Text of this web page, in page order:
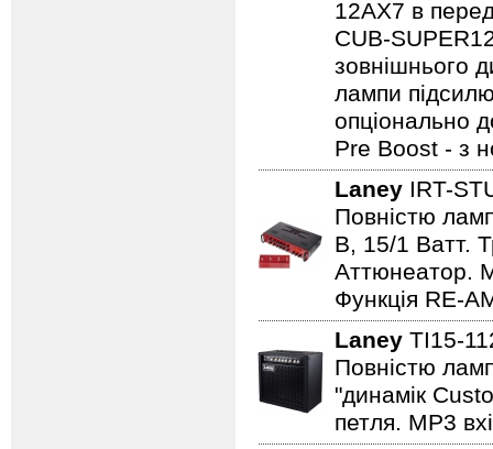
12AX7 в
CUB-
зовнішнього
лампи
опціонально
Pre Boost - з
Laney IRT-
Повністю
B, 15/1 Ватт.
Аттюнеатор.
Функція RE-
Laney TI15-
Повністю
"динамік
петля. MP3